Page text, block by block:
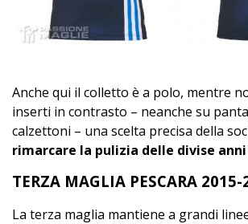
Anche qui il colletto è a polo, mentre
inserti in contrasto – neanche su
calzettoni – una scelta precisa della
rimarcare la pulizia delle divise anni
TERZA MAGLIA PESCARA
La terza maglia mantiene a grandi